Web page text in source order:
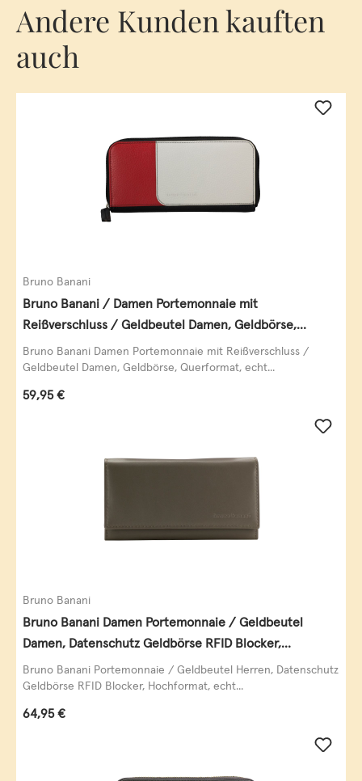
Andere Kunden kauften
auch
Bruno Banani
Bruno Banani / Damen Portemonnaie mit
Reißverschluss / Geldbeutel Damen, Geldbörse,
Querformat, echt Leder, black/white/red
Bruno Banani Damen Portemonnaie mit Reißverschluss /
Geldbeutel Damen, Geldbörse, Querformat, echt...
Regulärer Preis:
59,95 €
Bruno Banani
Bruno Banani Damen Portemonnaie / Geldbeutel
Damen, Datenschutz Geldbörse RFID Blocker,
Querformat, echt Leder, taupe
Bruno Banani Portemonnaie / Geldbeutel Herren, Datenschutz
Geldbörse RFID Blocker, Hochformat, echt...
Regulärer Preis:
64,95 €